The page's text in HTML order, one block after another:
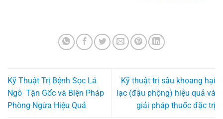
Kỹ Thuật Trị Bệnh Sọc Lá
Ngô Tận Gốc và Biện Pháp
Phòng Ngừa Hiệu Quả
Kỹ thuật trị sâu khoang hại
lạc (đậu phộng) hiệu quả và
giải pháp thuốc đặc trị